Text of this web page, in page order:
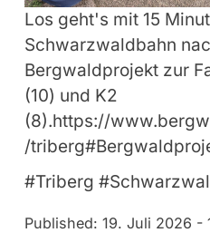
Los geht's mit 15
Schwarzwaldbahn
Bergwaldprojekt zur
(10) und K2
(8).https://
/
#Triberg
Published: 19. Juli 2026 -